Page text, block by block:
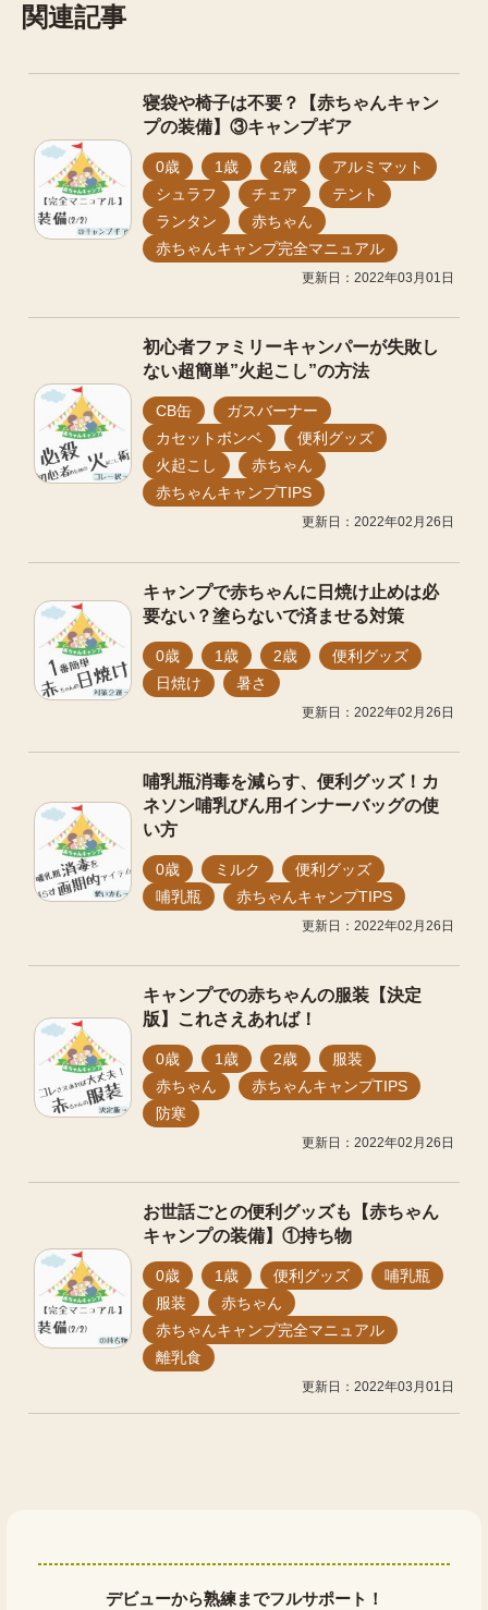
関連記事
寝袋や椅子は不要？【赤ちゃんキャン
プの装備】③キャンプギア
0歳 1歳 2歳
アルミマット
シュラフ
チェア
テント
ランタン
赤ちゃん
赤ちゃんキャンプ完全マニュアル
更新日：2022年03月01日
初心者ファミリーキャンパーが失敗し
ない超簡単”火起こし”の方法
CB缶
ガスバーナー
カセットボンベ
便利グッズ
火起こし
赤ちゃん
赤ちゃんキャンプTIPS
更新日：2022年02月26日
キャンプで赤ちゃんに日焼け止めは必
要ない？塗らないで済ませる対策
0歳 1歳 2歳
便利グッズ
日焼け
暑さ
更新日：2022年02月26日
哺乳瓶消毒を減らす、便利グッズ！カ
ネソン哺乳びん用インナーバッグの使
い方
0歳 ミルク
便利グッズ
哺乳瓶
赤ちゃんキャンプTIPS
更新日：2022年02月26日
キャンプでの赤ちゃんの服装【決定
版】これさえあれば！
0歳 1歳 2歳
服装
赤ちゃん
赤ちゃんキャンプTIPS
防寒
更新日：2022年02月26日
お世話ごとの便利グッズも【赤ちゃん
キャンプの装備】①持ち物
0歳 1歳 便利グッズ
哺乳瓶
服装
赤ちゃん
赤ちゃんキャンプ完全マニュアル
離乳食
更新日：2022年03月01日
デビューから熟練までフルサポート！